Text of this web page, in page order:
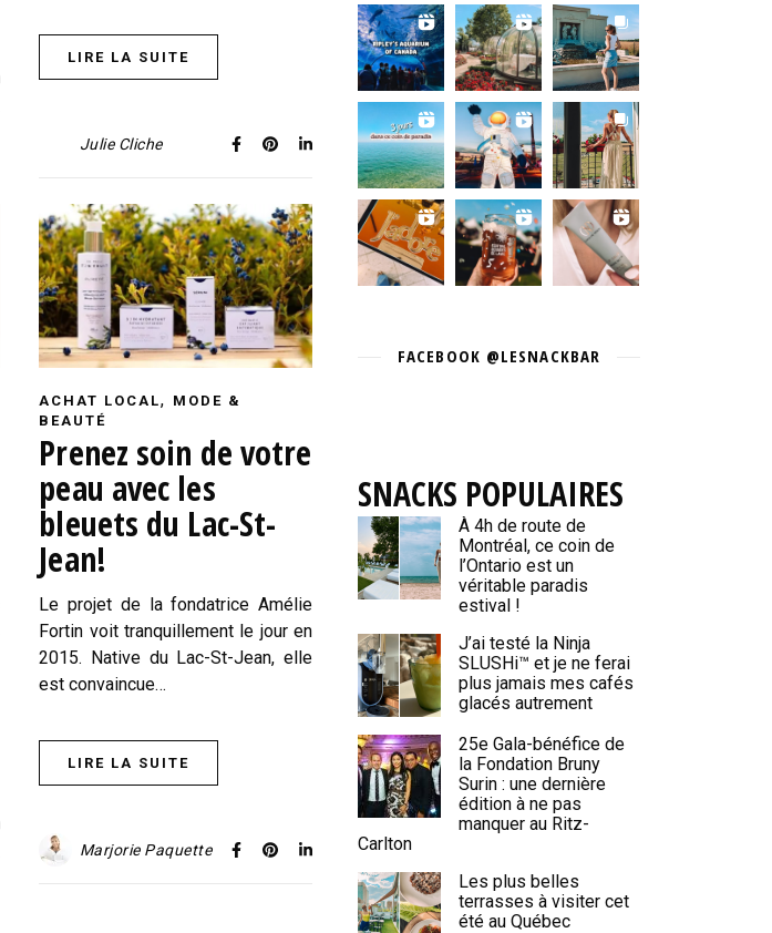
LIRE LA SUITE
Julie Cliche
ACHAT LOCAL, MODE &
BEAUTÉ
Prenez soin de votre
peau avec les
bleuets du Lac-St-
Jean!
Le projet de la fondatrice Amélie
Fortin voit tranquillement le jour en
2015. Native du Lac-St-Jean, elle
est convaincue…
LIRE LA SUITE
Marjorie Paquette
FACEBOOK @LESNACKBAR
SNACKS POPULAIRES
À 4h de route de
Montréal, ce coin de
l’Ontario est un
véritable paradis
estival !
J’ai testé la Ninja
SLUSHi™ et je ne ferai
plus jamais mes cafés
glacés autrement
25e Gala-bénéfice de
la Fondation Bruny
Surin : une dernière
édition à ne pas
manquer au Ritz-
Carlton
Les plus belles
terrasses à visiter cet
été au Québec